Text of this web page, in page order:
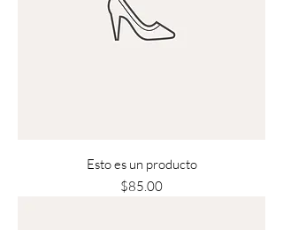
Esto es un producto
Precio
$85.00